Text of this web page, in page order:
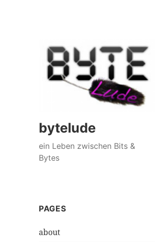
bytelude
ein Leben zwischen Bits &
Bytes
PAGES
about